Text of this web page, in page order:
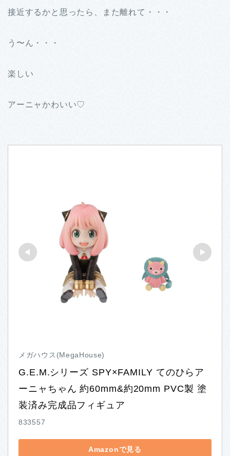
接近するかと思ったら、また離れて・・・
う〜ん・・・
楽しい
アーニャかわいい♡
メガハウス(MegaHouse)
G.E.M.シリーズ SPY×FAMILY てのひらア
ーニャちゃん 約60mm&約20mm PVC製 塗
装済み完成品フィギュア
833557
Amazonで見る